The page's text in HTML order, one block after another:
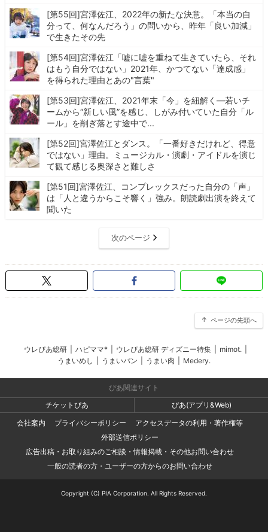
[第55回]宮澤佐江、2022年の新たな決意。「本当の自
分って、何なんだろう」の問いから、昨年「良い加減」
で生きたその先
[第54回]宮澤佐江「嘘に嘘を重ねて生きていたら、それ
はもう自分ではない」2021年、かつてない「達成感」
を得られた理由とあの"言葉"
[第53回]宮澤佐江、2021年末「今」を紐解く―若いチ
ームから“新しい風”を感じ、しがみ付いていた自分「ル
ール」を削ぎ落とす途中で...
[第52回]宮澤佐江とダンス。「一番好きだけれど、得意
ではない」理由。ミュージカル・演劇・アイドルを演じ
て観て感じる奥深さと難しさ
[第51回]宮澤佐江、コンプレックスだった自分の「声」
は「人と違うからこそ響く」強み。朗読劇出演を終えて
聞いた
次のページ
ページの先頭へ
ウレぴあ総研 ハピママ* ウレぴあ総研 ディズニー特集 mimot.
うまいめし
うまいパン うまい肉 Medery.
ぴあ関連サイト
チケットぴあ
ぴあ(アプリ&Web)
会社案内
プライバシーポリシー
アクセスデータの利用・著作権等
外部送信ポリシー
広告出稿・お取り組みのご相談・情報掲載・その他お問い合わせ
一般の読者の方・ユーザーの方からのお問い合わせ
Copyright (C) PIA Corporation. All Rights Reserved.